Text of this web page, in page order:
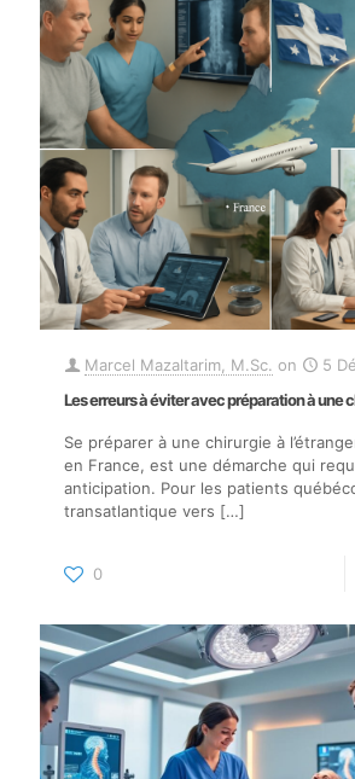
Marcel Mazaltarim, M.Sc. on
5
Les erreurs à éviter avec préparation à une
Se préparer à une chirurgie à
en France, est une démarche qui
anticipation. Pour les patients
transatlantique vers […]
0